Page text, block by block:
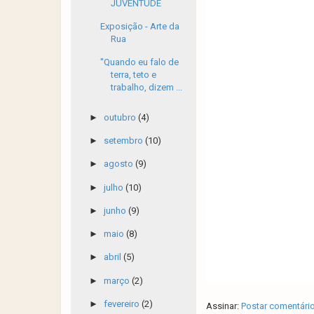
Assinar: Postar
JUVENTUDE
Exposição - Arte da
Rua
''Quando eu falo de
terra, teto e
trabalho, dizem ...
► outubro (4)
► setembro (10)
► agosto (9)
► julho (10)
► junho (9)
► maio (8)
► abril (5)
► março (2)
► fevereiro (2)